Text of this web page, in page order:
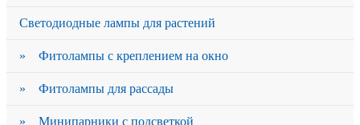
Светодиодные лампы для растений
» Фитолампы с креплением на окно
» Фитолампы для рассады
» Минипарники с подсветкой